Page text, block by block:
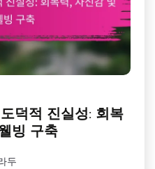
덕적 진실성: 회복
빙 구축
두